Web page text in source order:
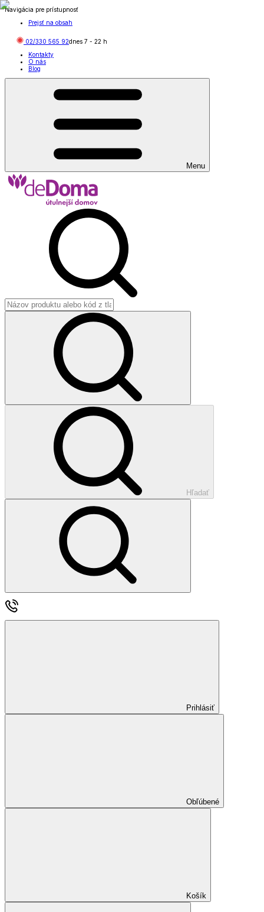
Navigácia pre prístupnosť
Prejsť na obsah
02/330 565 92dnes 7 - 22 h
Kontakty
O nás
Blog
Menu
Hľadať
Prihlásiť
Obľúbené
Košík